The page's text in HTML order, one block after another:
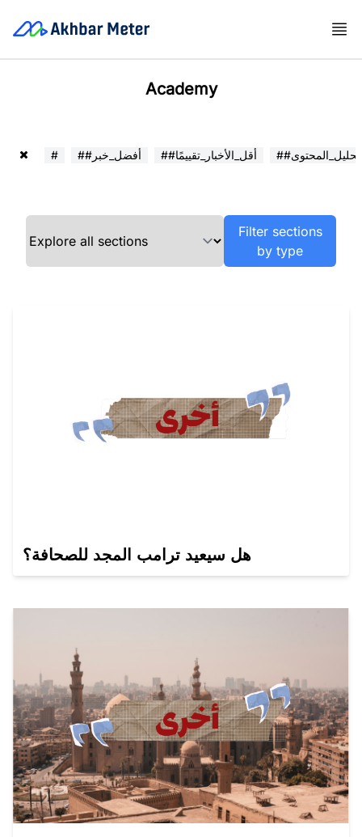
Academy
# ##أفضل_خبر ##أقل_الأخبار_تقييمًا ##تحليل_المحتوى
Filter sections
by type
هل سيعيد ترامب المجد للصحافة؟